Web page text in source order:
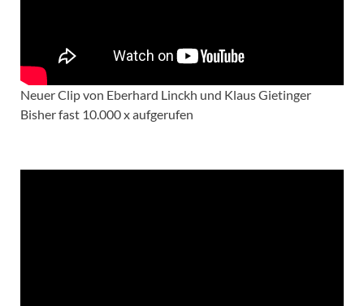
Neuer Clip von Eberhard Linckh und Klaus Gietinger
Bisher fast 10.000 x aufgerufen